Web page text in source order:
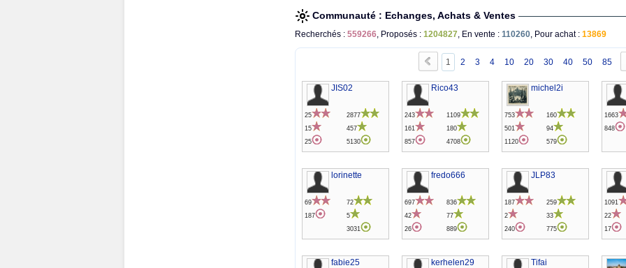
Communauté : Echanges, Achats & Ventes
Recherchés : 559266, Proposés : 1204827, En vente : 110260, Pour achat : 13869
1 2 3 4 10 20 30 40 50 85
JIS02
25
15
25
2877
457
5130
Rico43
243
161
857
1109
180
4708
michel2i
753
501
1120
160
94
579
1663
848
lorinette
69
187
72
5
3031
fredo666
697
42
26
836
77
889
JLP83
187
2
240
259
33
775
1091
22
17
fabie25 kerhelen29 Tifai